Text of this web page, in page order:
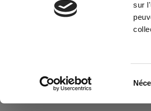
sur
Accueil